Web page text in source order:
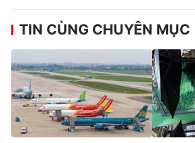
TIN CÙNG CHUYÊN MỤC